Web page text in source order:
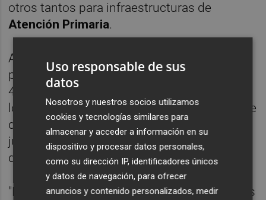
otros tantos para infraestructuras de
Atención Primaria.
Además, también contemplan 61 millones
para la gratuidad de la educación de 2 años,
44 para la atención bucodental entre los 0 y
los 16 años, 25 para residencias y centros de
día y 20 para la implantación del expediente
judicial y también para la
desestacionalización del turismo.
"Hemos tenido una legislatura de superar las
Uso responsable de sus
datos
Nosotros y nuestros socios utilizamos
cookies y tecnologías similares para
almacenar y acceder a información en su
dispositivo y procesar datos personales,
como su dirección IP, identificadores únicos
y datos de navegación, para ofrecer
anuncios y contenido personalizados, medir